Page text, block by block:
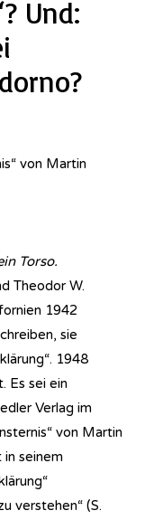
Und:
von Martin
Torso.
Theodor W.
1942
sie
1948
Es sei ein
Verlag im
von Martin
seinem
verstehen“ (S.